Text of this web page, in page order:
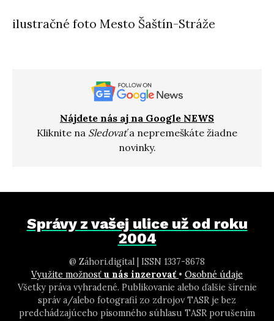
ilustračné foto Mesto Šaštín-Stráže
Nájdete nás aj na Google NEWS
Kliknite na Sledovaťa nepremeškáte žiadne
novinky.
Správy z vašej ulice už od roku
2004
@ Záhori.digital | ISSN 1337-8678
Využite možnosť u nás inzerovať • Osobné údaje
Všetky práva vyhradené. Publikovanie alebo ďalšie šírenie
správ a/alebo fotografií zo zdrojov TASR je bez
predchádzajúceho písomného súhlasu TASR porušením